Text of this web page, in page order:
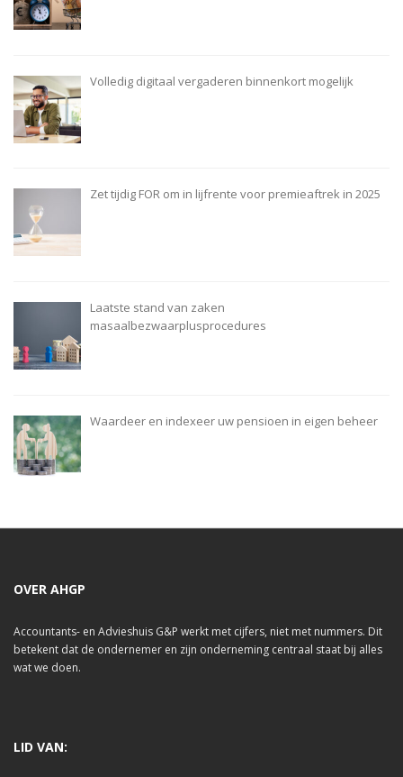
Volledig digitaal vergaderen binnenkort mogelijk
Zet tijdig FOR om in lijfrente voor premieaftrek in 2025
Laatste stand van zaken
masaalbezwaarplusprocedures
Waardeer en indexeer uw pensioen in eigen beheer
OVER AHGP
Accountants- en Advieshuis G&P werkt met cijfers, niet met nummers. Dit
betekent dat de ondernemer en zijn onderneming centraal staat bij alles
wat we doen.
LID VAN: